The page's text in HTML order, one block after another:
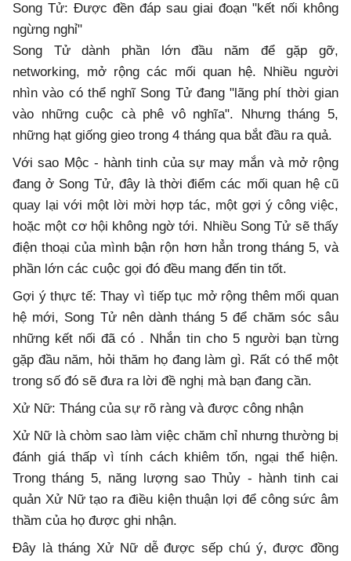
Song Tử: Được đền đáp sau giai đoạn "kết nối không
ngừng nghỉ"
Song Tử dành phần lớn đầu năm để gặp gỡ,
networking, mở rộng các mối quan hệ. Nhiều người
nhìn vào có thể nghĩ Song Tử đang "lãng phí thời gian
vào những cuộc cà phê vô nghĩa". Nhưng tháng 5,
những hạt giống gieo trong 4 tháng qua bắt đầu ra quả.
Với sao Mộc - hành tinh của sự may mắn và mở rộng
đang ở Song Tử, đây là thời điểm các mối quan hệ cũ
quay lại với một lời mời hợp tác, một gợi ý công việc,
hoặc một cơ hội không ngờ tới. Nhiều Song Tử sẽ thấy
điện thoại của mình bận rộn hơn hẳn trong tháng 5, và
phần lớn các cuộc gọi đó đều mang đến tin tốt.
Gợi ý thực tế: Thay vì tiếp tục mở rộng thêm mối quan
hệ mới, Song Tử nên dành tháng 5 để chăm sóc sâu
những kết nối đã có . Nhắn tin cho 5 người bạn từng
gặp đầu năm, hỏi thăm họ đang làm gì. Rất có thể một
trong số đó sẽ đưa ra lời đề nghị mà bạn đang cần.
Xử Nữ: Tháng của sự rõ ràng và được công nhận
Xử Nữ là chòm sao làm việc chăm chỉ nhưng thường bị
đánh giá thấp vì tính cách khiêm tốn, ngại thể hiện.
Trong tháng 5, năng lượng sao Thủy - hành tinh cai
quản Xử Nữ tạo ra điều kiện thuận lợi để công sức âm
thầm của họ được ghi nhận.
Đây là tháng Xử Nữ dễ được sếp chú ý, được đồng